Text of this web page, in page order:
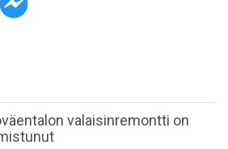
valaisinremontti on